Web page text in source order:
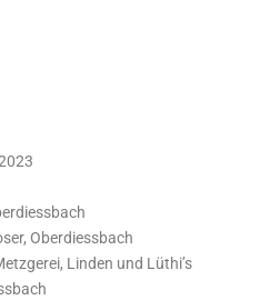
Oberdiessbach
Linden und Lüthi’s